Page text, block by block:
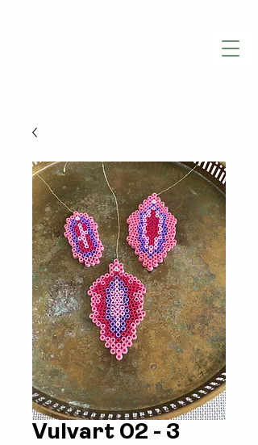
Vulvart 02 - 3